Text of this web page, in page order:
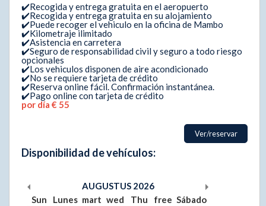
✔️Recogida y entrega gratuita en el aeropuerto
✔️Recogida y entrega gratuita en su alojamiento
✔️Puede recoger el vehiculo en la oficina de Mambo
✔️Kilometraje ilimitado
✔️Asistencia en carretera
✔️Seguro de responsabilidad civil y seguro a todo riesgo
opcionales
✔️Los vehiculos disponen de aire acondicionado
✔️No se requiere tarjeta de crédito
✔️Reserva online fácil. Confirmación instantánea.
✔️Pago online con tarjeta de crédito
por día € 55
Ver/reservar
Disponibilidad de vehículos:
AUGUSTUS 2026
Sun
Lunes mart wed Thu free Sábado